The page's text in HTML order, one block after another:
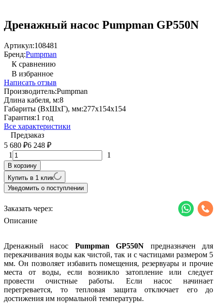
Дренажный насос Pumpman GP550N
Артикул:108481
Бренд:Pumpman
К сравнению
В избранное
Написать отзыв
Производитель:Pumpman
Длина кабеля, м:8
Габариты (ВхШхГ), мм:277х154х154
Гарантия:1 год
Все характеристики
Предзаказ
5 680 ₽6 248 ₽
1 1
В корзину
Купить в 1 клик
Уведомить о поступлении
Заказать через:
Описание
Дренажный насос Pumpman GP550N предназначен для
перекачивания воды как чистой, так и с частицами размером 5
мм. Он позволяет избавить помещения, резервуары и прочие
места от воды, если возникло затопление или следует
провести очистные работы. Если насос начинает
перегревается, то тепловая защита отключает его до
достижения им нормальной температуры.